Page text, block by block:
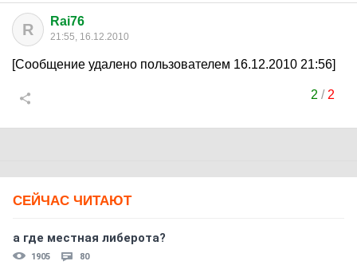
R Rai76
21:55, 16.12.2010
[Сообщение удалено пользователем 16.12.2010 21:56]
2 / 2
СЕЙЧАС ЧИТАЮТ
а где местная либерота?
1905 80